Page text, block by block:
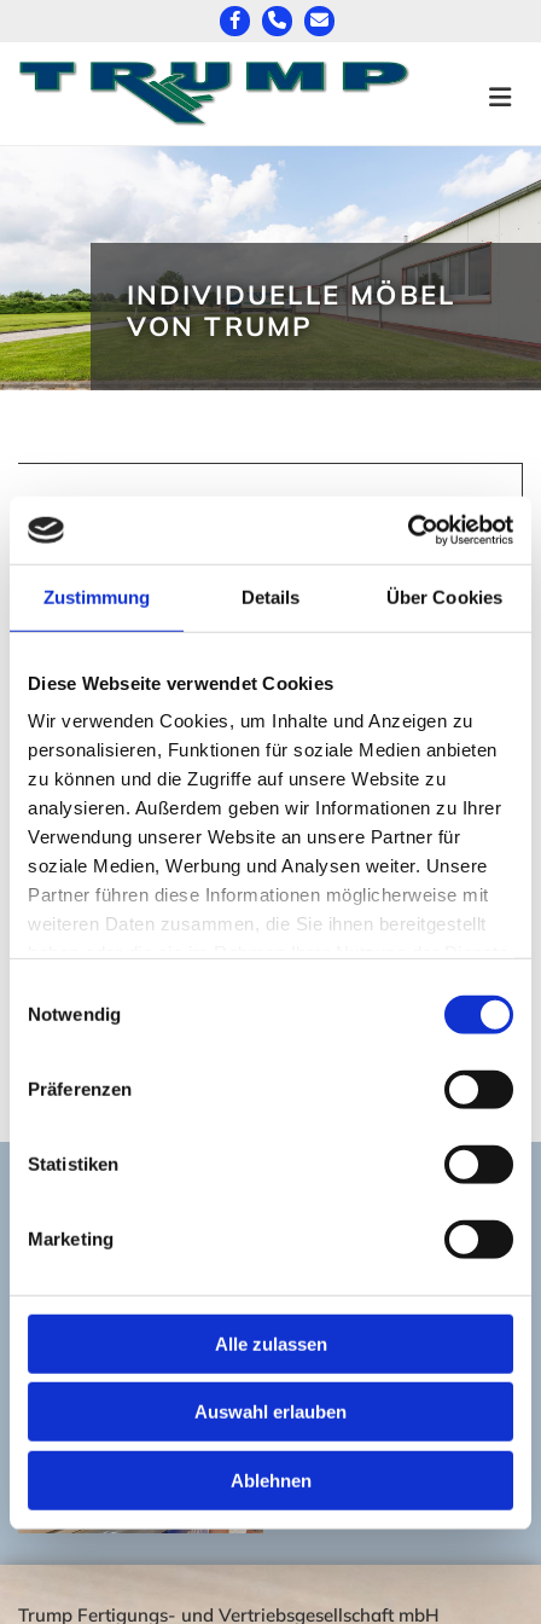
Zustimmung Details Über Cookies
Diese Webseite verwendet Cookies
Wir verwenden Cookies, um Inhalte und Anzeigen zu
personalisieren, Funktionen für soziale Medien anbieten
zu können und die Zugriffe auf unsere Website zu
analysieren. Außerdem geben wir Informationen zu Ihrer
Verwendung unserer Website an unsere Partner für
soziale Medien, Werbung und Analysen weiter. Unsere
Partner führen diese Informationen möglicherweise mit
weiteren Daten zusammen, die Sie ihnen bereitgestellt
Notwendig
Präferenzen
Statistiken
Marketing
Alle zulassen
Auswahl erlauben
Ablehnen
INDIVIDUELLE MÖBEL
VON TRUMP
KINDERGARTENMÖBEL VON
TISCHLEREI TRUMP
Wickeltische
Spielpodeste und Spiellandschaften
Spielhäuser für den Innenbereich
Garderoben
Schränke
Schlafräume und Schlafpodeste
Ausgabeküchen, Spielküchen
Trump Fertigungs- und Vertriebsgesellschaft mbH